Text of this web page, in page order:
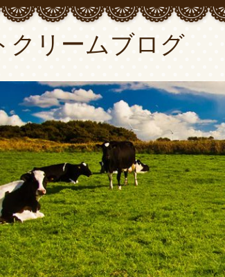
クリームブログ